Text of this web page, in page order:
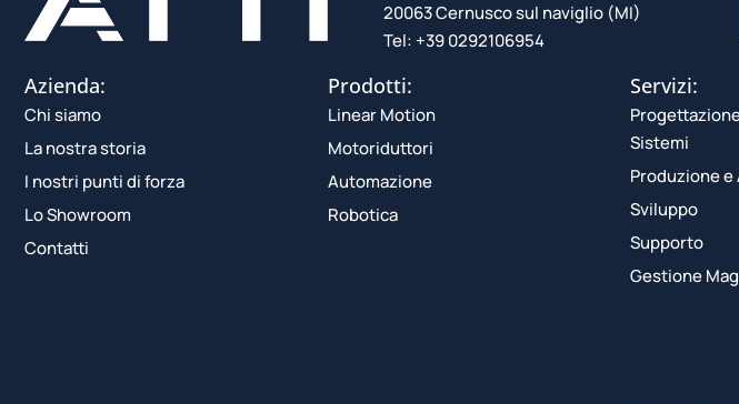
20063 Cernusco sul naviglio (MI)
Tel: +39 0292106954
Azienda:
Chi siamo
La nostra storia
I nostri punti di forza
Lo Showroom
Contatti
Prodotti:
Linear Motion
Motoriduttori
Automazione
Robotica
Servizi:
Sistemi
Produzione
Sviluppo
Supporto
Gestione